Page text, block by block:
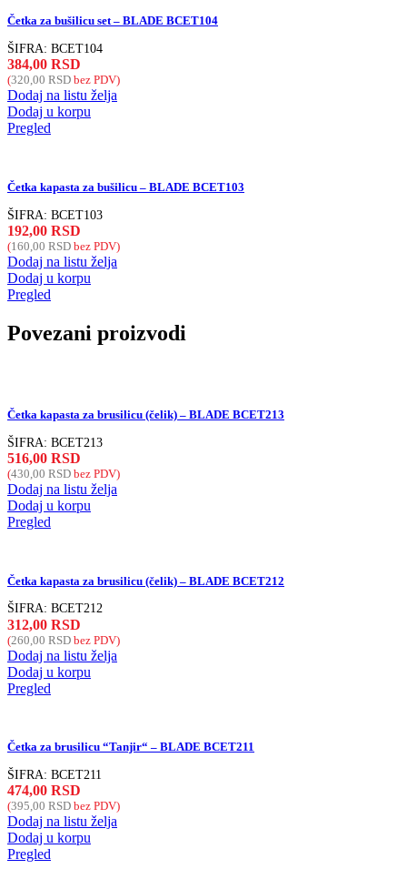
Četka za bušilicu set – BLADE BCET104
ŠIFRA: BCET104
384,00 RSD
(320,00 RSD bez PDV)
Dodaj na listu želja
Dodaj u korpu
Pregled
Četka kapasta za bušilicu – BLADE BCET103
ŠIFRA: BCET103
192,00 RSD
(160,00 RSD bez PDV)
Dodaj na listu želja
Dodaj u korpu
Pregled
Povezani proizvodi
Četka kapasta za brusilicu (čelik) – BLADE BCET213
ŠIFRA: BCET213
516,00 RSD
(430,00 RSD bez PDV)
Dodaj na listu želja
Dodaj u korpu
Pregled
Četka kapasta za brusilicu (čelik) – BLADE BCET212
ŠIFRA: BCET212
312,00 RSD
(260,00 RSD bez PDV)
Dodaj na listu želja
Dodaj u korpu
Pregled
Četka za brusilicu “Tanjir“ – BLADE BCET211
ŠIFRA: BCET211
474,00 RSD
(395,00 RSD bez PDV)
Dodaj na listu želja
Dodaj u korpu
Pregled